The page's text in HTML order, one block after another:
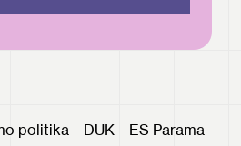
politika DUK ES Parama